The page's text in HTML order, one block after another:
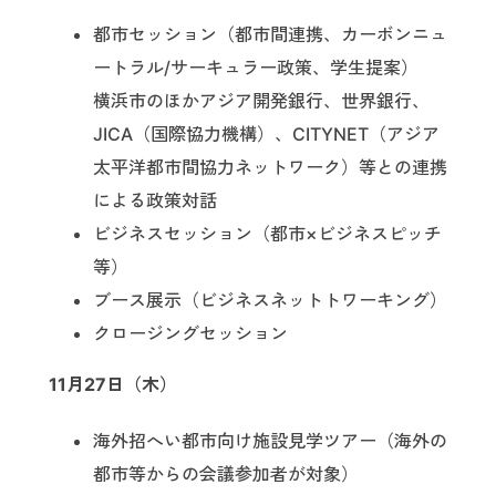
都市セッション（都市間連携、カーボンニュ
ートラル/サーキュラー政策、学生提案）
横浜市のほかアジア開発銀行、世界銀行、
JICA（国際協力機構）、CITYNET（アジア
太平洋都市間協力ネットワーク）等との連携
による政策対話
ビジネスセッション（都市×ビジネスピッチ
等）
ブース展示（ビジネスネットトワーキング）
クロージングセッション
11月27日（木）
海外招へい都市向け施設見学ツアー（海外の
都市等からの会議参加者が対象）